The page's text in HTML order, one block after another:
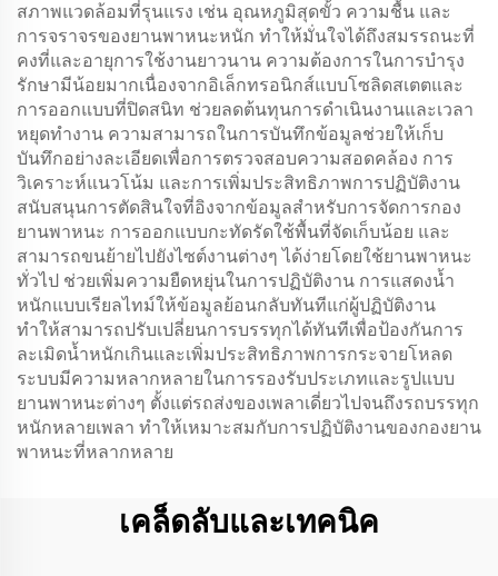
สภาพแวดล้อมที่รุนแรง เช่น อุณหภูมิสุดขั้ว ความชื้น และ
การจราจรของยานพาหนะหนัก ทำให้มั่นใจได้ถึงสมรรถนะที่
คงที่และอายุการใช้งานยาวนาน ความต้องการในการบำรุง
รักษามีน้อยมากเนื่องจากอิเล็กทรอนิกส์แบบโซลิดสเตตและ
การออกแบบที่ปิดสนิท ช่วยลดต้นทุนการดำเนินงานและเวลา
หยุดทำงาน ความสามารถในการบันทึกข้อมูลช่วยให้เก็บ
บันทึกอย่างละเอียดเพื่อการตรวจสอบความสอดคล้อง การ
วิเคราะห์แนวโน้ม และการเพิ่มประสิทธิภาพการปฏิบัติงาน
สนับสนุนการตัดสินใจที่อิงจากข้อมูลสำหรับการจัดการกอง
ยานพาหนะ การออกแบบกะทัดรัดใช้พื้นที่จัดเก็บน้อย และ
สามารถขนย้ายไปยังไซต์งานต่างๆ ได้ง่ายโดยใช้ยานพาหนะ
ทั่วไป ช่วยเพิ่มความยืดหยุ่นในการปฏิบัติงาน การแสดงน้ำ
หนักแบบเรียลไทม์ให้ข้อมูลย้อนกลับทันทีแก่ผู้ปฏิบัติงาน
ทำให้สามารถปรับเปลี่ยนการบรรทุกได้ทันทีเพื่อป้องกันการ
ละเมิดน้ำหนักเกินและเพิ่มประสิทธิภาพการกระจายโหลด
ระบบมีความหลากหลายในการรองรับประเภทและรูปแบบ
ยานพาหนะต่างๆ ตั้งแต่รถส่งของเพลาเดี่ยวไปจนถึงรถบรรทุก
หนักหลายเพลา ทำให้เหมาะสมกับการปฏิบัติงานของกองยาน
พาหนะที่หลากหลาย
เคล็ดลับและเทคนิค